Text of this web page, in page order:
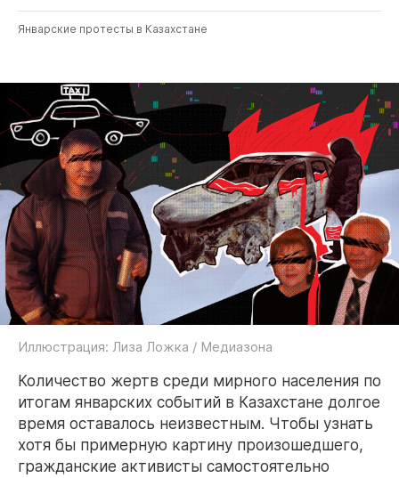
Январские протесты в Казахстане
Иллюстрация: Лиза Ложка / Медиазона
Количество жертв среди мирного населения по
итогам январских событий в Казахстане долгое
время оставалось неизвестным. Чтобы узнать
хотя бы примерную картину произошедшего,
гражданские активисты самостоятельно